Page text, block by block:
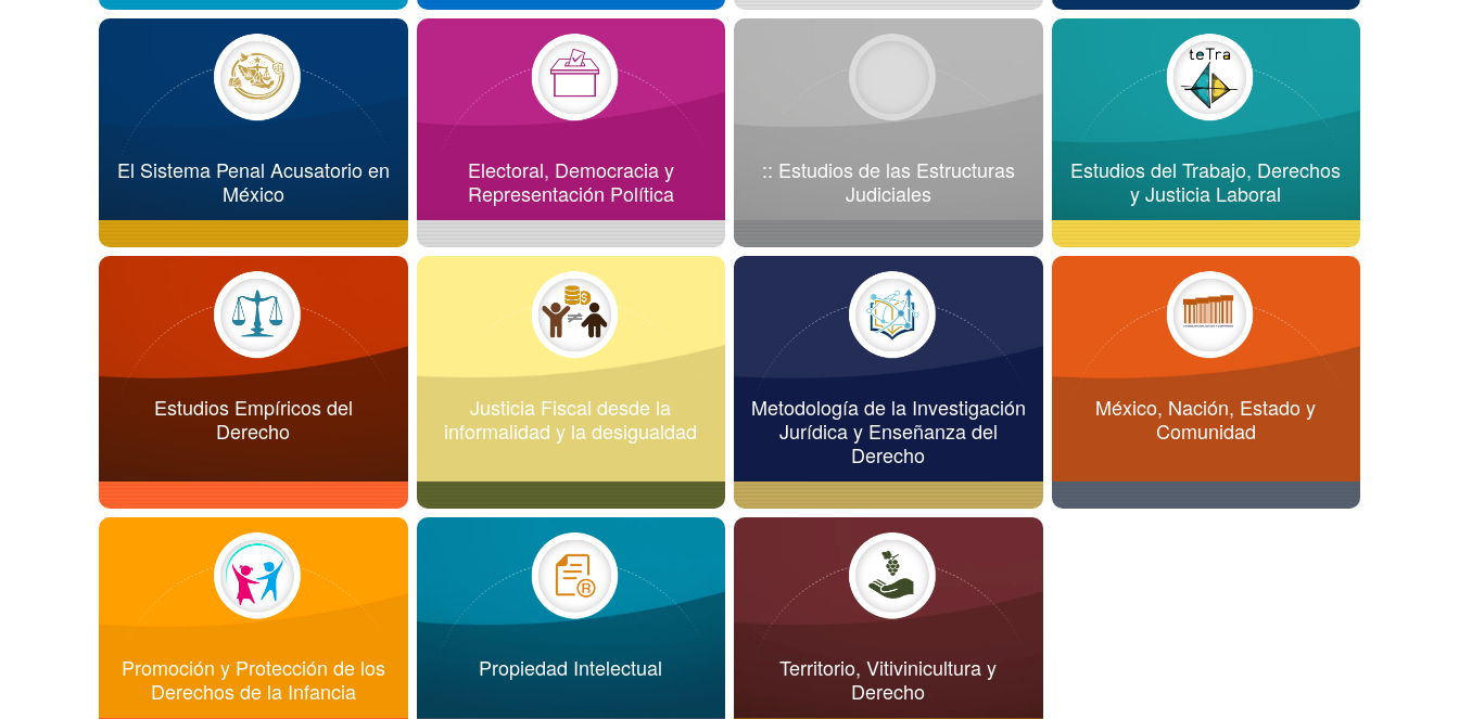
El Sistema Penal Acusatorio en
México
Electoral, Democracia y
Representación Política
:: Estudios de las Estructuras
Judiciales
Estudios del Trabajo, Derechos
y Justicia Laboral
Estudios Empíricos del
Derecho
Justicia Fiscal desde la
informalidad y la desigualdad
Metodología de la Investigación
Jurídica y Enseñanza del
Derecho
México, Nación, Estado y
Comunidad
Promoción y Protección de los
Derechos de la Infancia
Propiedad Intelectual
Territorio, Vitivinicultura y
Derecho